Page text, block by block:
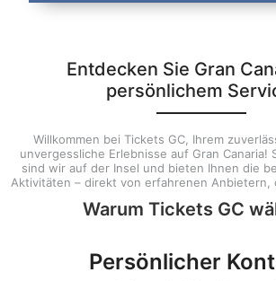
Entdecken Sie Gran
persönlichem
Willkommen bei Tickets GC, Ihrem
unvergessliche Erlebnisse auf Gran Canaria!
sind wir auf der Insel und bieten Ihnen die
Aktivitäten – direkt von erfahrenen Anbietern,
Warum Tickets GC
Persönlicher